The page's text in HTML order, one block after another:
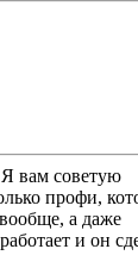
вам советую
профи,
а даже
и он